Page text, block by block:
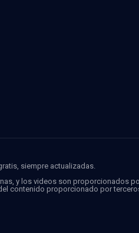
siempre actualizadas.
y los videos son proporcionados
contenido proporcionado por